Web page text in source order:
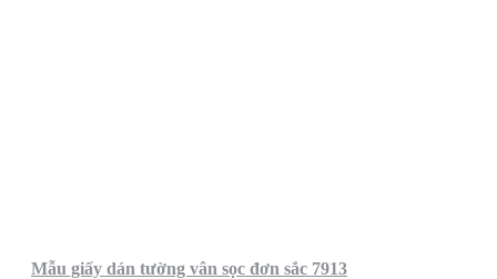
Mẫu giấy dán tường vân sọc đơn sắc 7913